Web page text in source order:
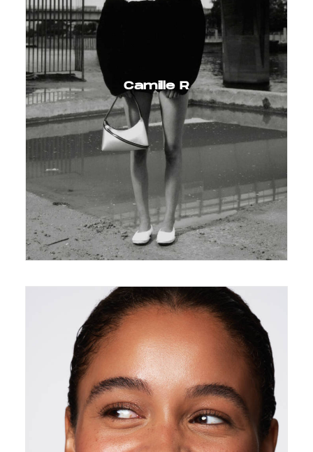
Camille R